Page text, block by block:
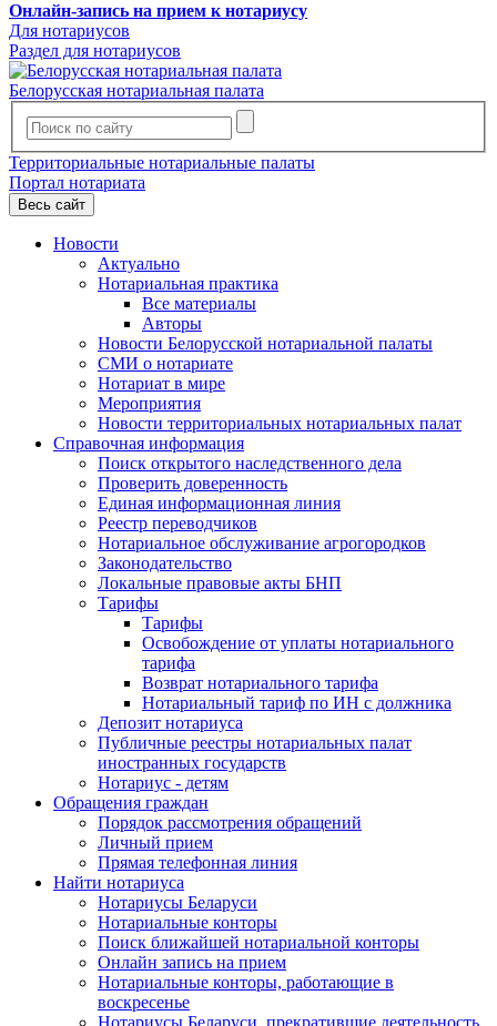
Онлайн-запись на прием к нотариусу
Для нотариусов
Раздел для нотариусов
Белорусская нотариальная палата
Территориальные нотариальные палаты
Портал нотариата
Весь сайт
Новости
Актуально
Нотариальная практика
Все материалы
Авторы
Новости Белорусской нотариальной палаты
СМИ о нотариате
Нотариат в мире
Мероприятия
Новости территориальных нотариальных палат
Справочная информация
Поиск открытого наследственного дела
Проверить доверенность
Единая информационная линия
Реестр переводчиков
Нотариальное обслуживание агрогородков
Законодательство
Локальные правовые акты БНП
Тарифы
Тарифы
Освобождение от уплаты нотариального
тарифа
Возврат нотариального тарифа
Нотариальный тариф по ИН с должника
Депозит нотариуса
Публичные реестры нотариальных палат
иностранных государств
Нотариус - детям
Обращения граждан
Порядок рассмотрения обращений
Личный прием
Прямая телефонная линия
Найти нотариуса
Нотариусы Беларуси
Нотариальные конторы
Поиск ближайшей нотариальной конторы
Онлайн запись на прием
Нотариальные конторы, работающие в
воскресенье
Нотариусы Беларуси, прекратившие деятельность